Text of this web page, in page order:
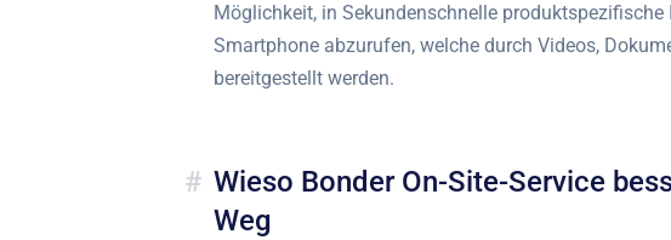
Möglichkeit, in Sekundenschnelle
Smartphone abzurufen, welche durch Videos,
bereitgestellt werden.
Wieso Bonder On-Site-Service
Weg